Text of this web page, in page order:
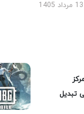
13 مرداد 1405
تبدیل